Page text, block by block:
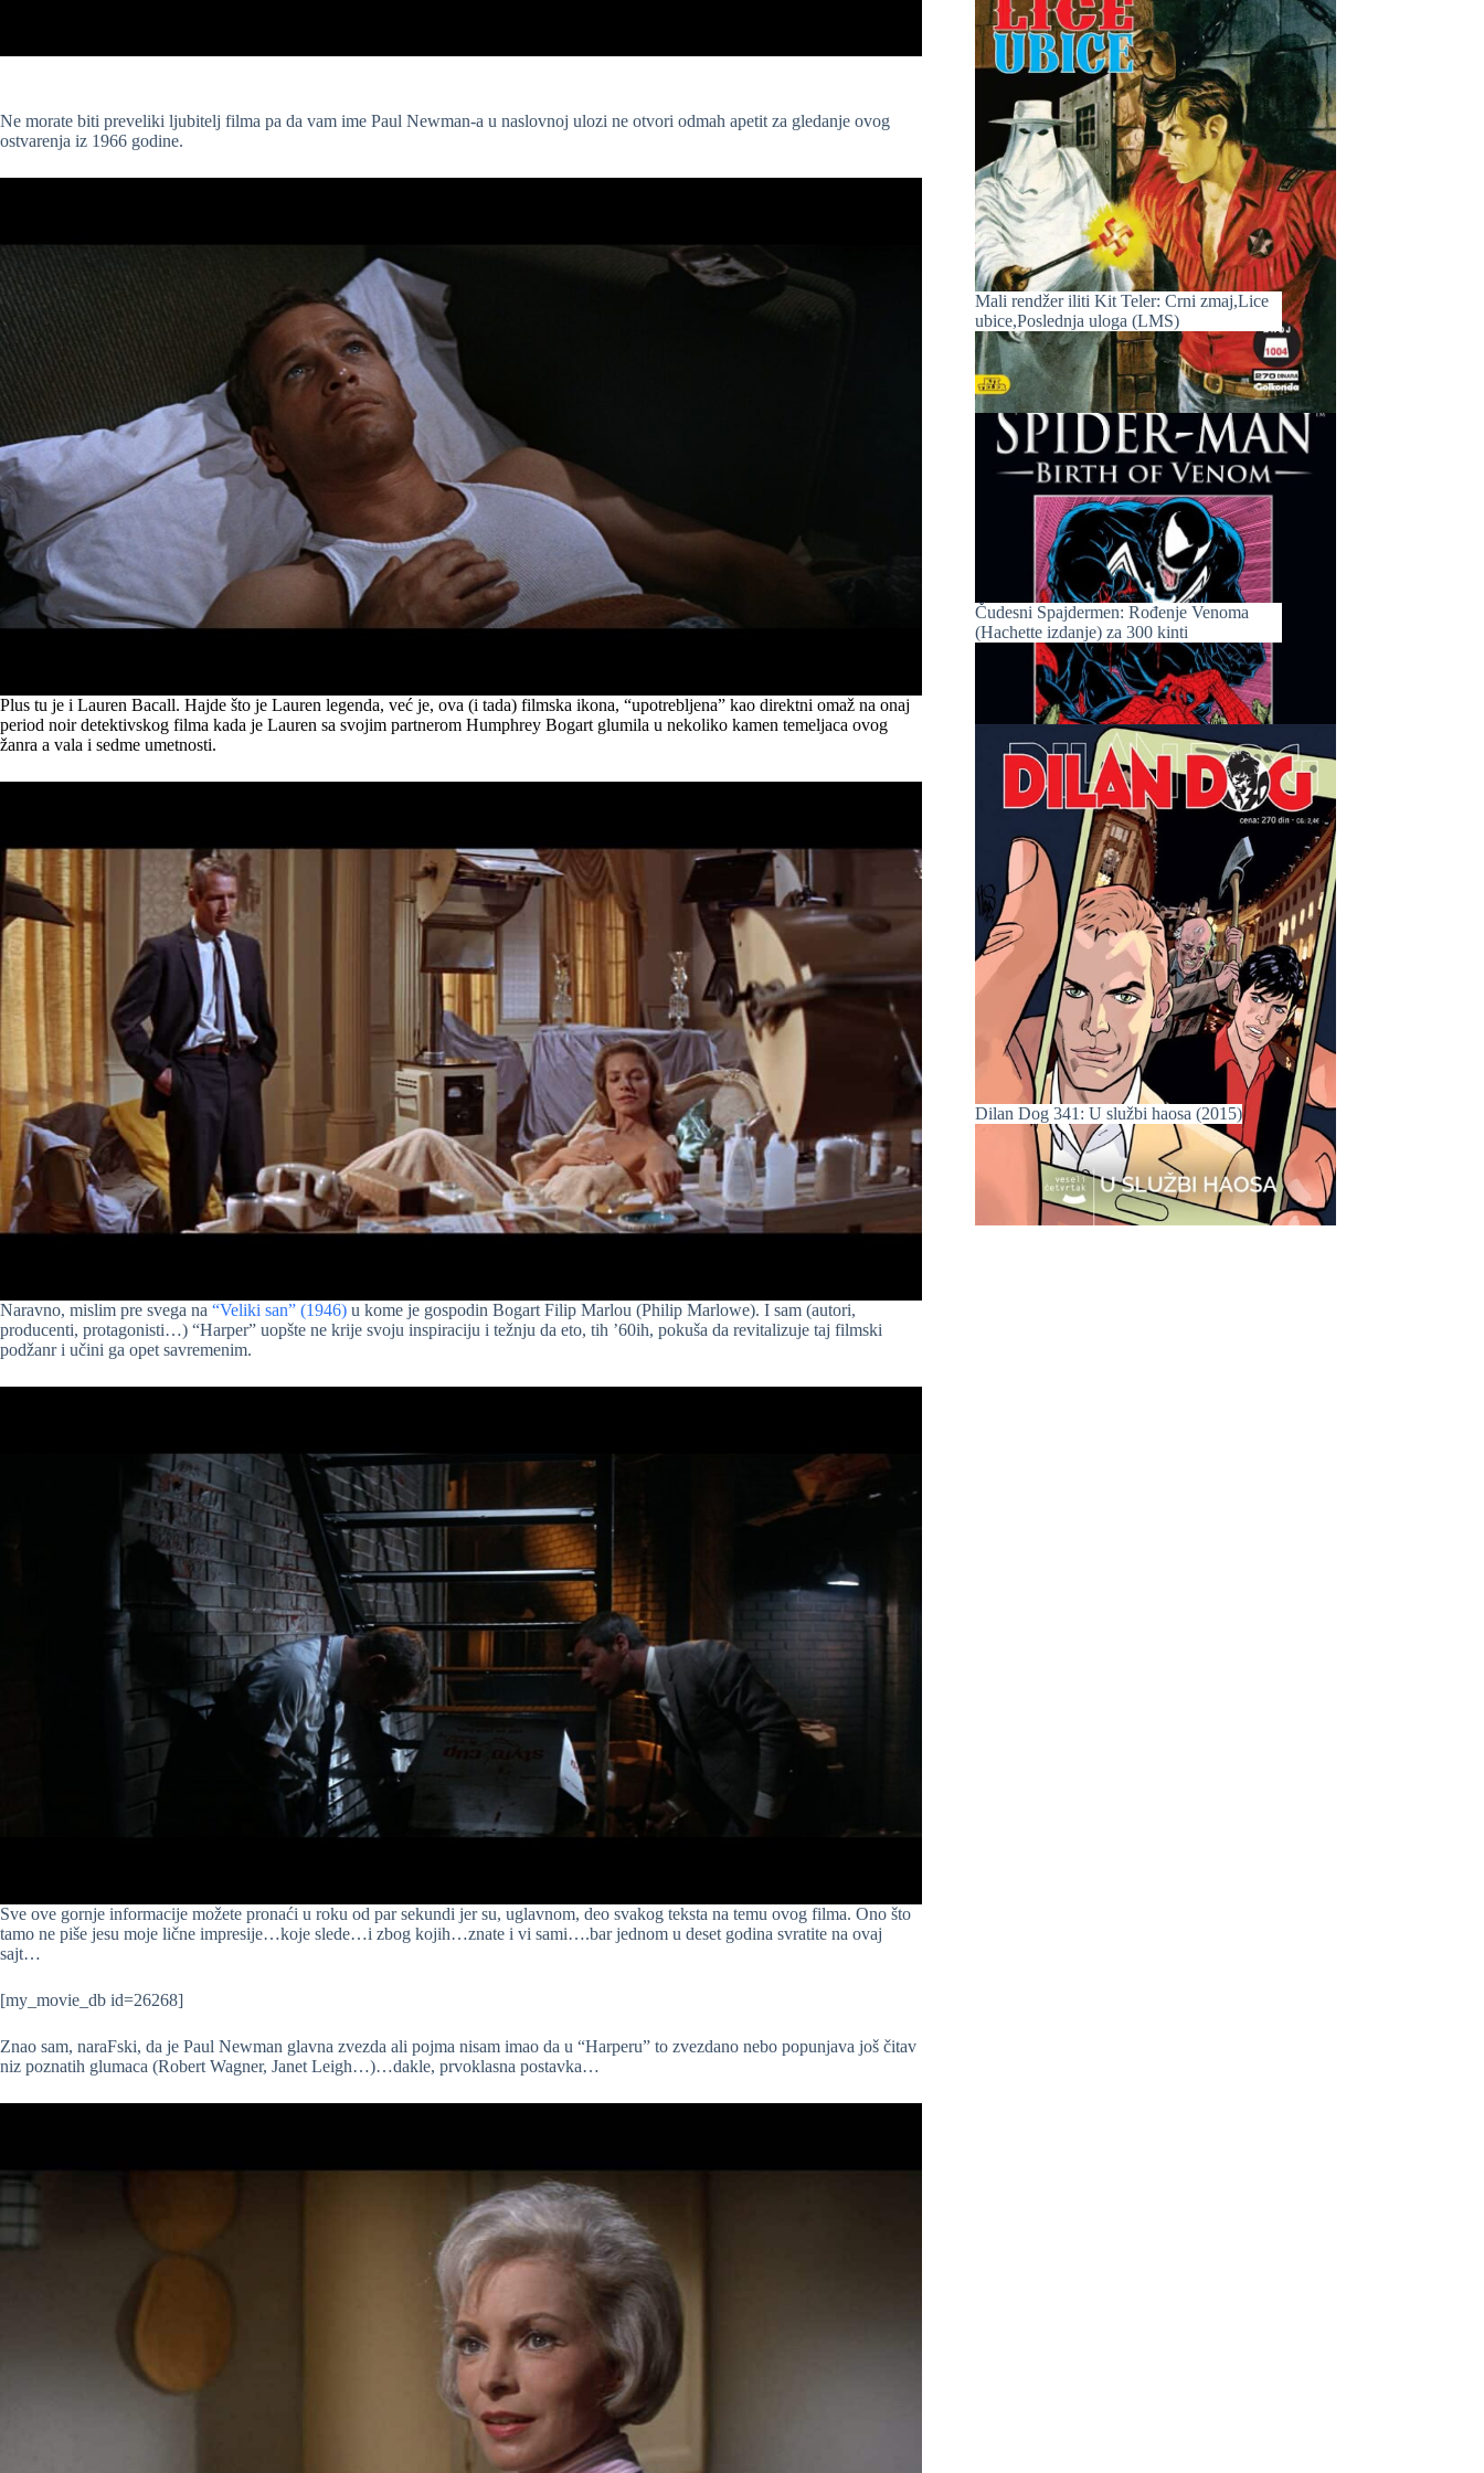
Ne morate biti preveliki ljubitelj filma pa da vam ime Paul Newman-a u naslovnoj ulozi ne otvori odmah apetit za gledanje ovog
ostvarenja iz 1966 godine.
Plus tu je i Lauren Bacall. Hajde što je Lauren legenda, već je, ova (i tada) filmska ikona, “upotrebljena” kao direktni omaž na onaj
period noir detektivskog filma kada je Lauren sa svojim partnerom Humphrey Bogart glumila u nekoliko kamen temeljaca ovog
žanra a vala i sedme umetnosti.
Naravno, mislim pre svega na “Veliki san” (1946) u kome je gospodin Bogart Filip Marlou (Philip Marlowe). I sam (autori,
producenti, protagonisti…) “Harper” uopšte ne krije svoju inspiraciju i težnju da eto, tih ’60ih, pokuša da revitalizuje taj filmski
podžanr i učini ga opet savremenim.
Sve ove gornje informacije možete pronaći u roku od par sekundi jer su, uglavnom, deo svakog teksta na temu ovog filma. Ono što
tamo ne piše jesu moje lične impresije…koje slede…i zbog kojih…znate i vi sami….bar jednom u deset godina svratite na ovaj
sajt…
[my_movie_db id=26268]
Znao sam, naraFski, da je Paul Newman glavna zvezda ali pojma nisam imao da u “Harperu” to zvezdano nebo popunjava još čitav
niz poznatih glumaca (Robert Wagner, Janet Leigh…)…dakle, prvoklasna postavka…
Mali rendžer iliti Kit Teler: Crni zmaj,Lice
ubice,Poslednja uloga (LMS)
Čudesni Spajdermen: Rođenje Venoma
(Hachette izdanje) za 300 kinti
Dilan Dog 341: U službi haosa (2015)